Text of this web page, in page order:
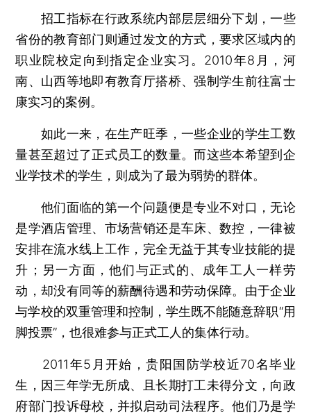
招工指标在行政系统内部层层细分下划，一些
省份的教育部门则通过发文的方式，要求区域内的
职业院校定向到指定企业实习。2010年8月，河
南、山西等地即有教育厅搭桥、强制学生前往富士
康实习的案例。
如此一来，在生产旺季，一些企业的学生工数
量甚至超过了正式员工的数量。而这些本希望到企
业学技术的学生，则成为了最为弱势的群体。
他们面临的第一个问题便是专业不对口，无论
是学酒店管理、市场营销还是车床、数控，一律被
安排在流水线上工作，完全无益于其专业技能的提
升；另一方面，他们与正式的、成年工人一样劳
动，却没有同等的薪酬待遇和劳动保障。由于企业
与学校的双重管理和控制，学生既不能随意辞职“用
脚投票”，也很难参与正式工人的集体行动。
2011年5月开始，贵阳国防学校近70名毕业
生，因三年学无所成、且长期打工未得分文，向政
府部门投诉母校，并拟启动司法程序。他们乃是学